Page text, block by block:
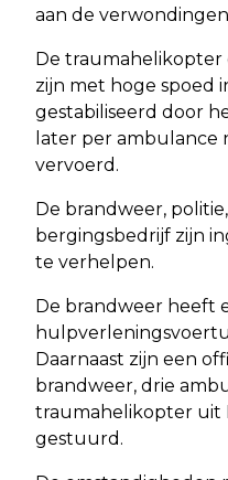
aan de
De traumahelikopter
zijn met hoge spoed
gestabiliseerd door
later per ambulance
vervoerd.
De brandweer,
bergingsbedrijf zijn
te verhelpen.
De brandweer heeft
Daarnaast zijn een
brandweer, drie
traumahelikopter uit
gestuurd.